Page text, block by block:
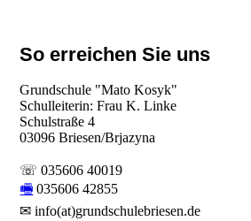
So erreichen Sie uns
Grundschule "Mato Kosyk"
Schulleiterin: Frau K. Linke
Schulstraße 4
03096 Briesen/Brjazyna
☏ 035606 40019
🖷 035606 42855
✉ info(at)grundschulebriesen.de